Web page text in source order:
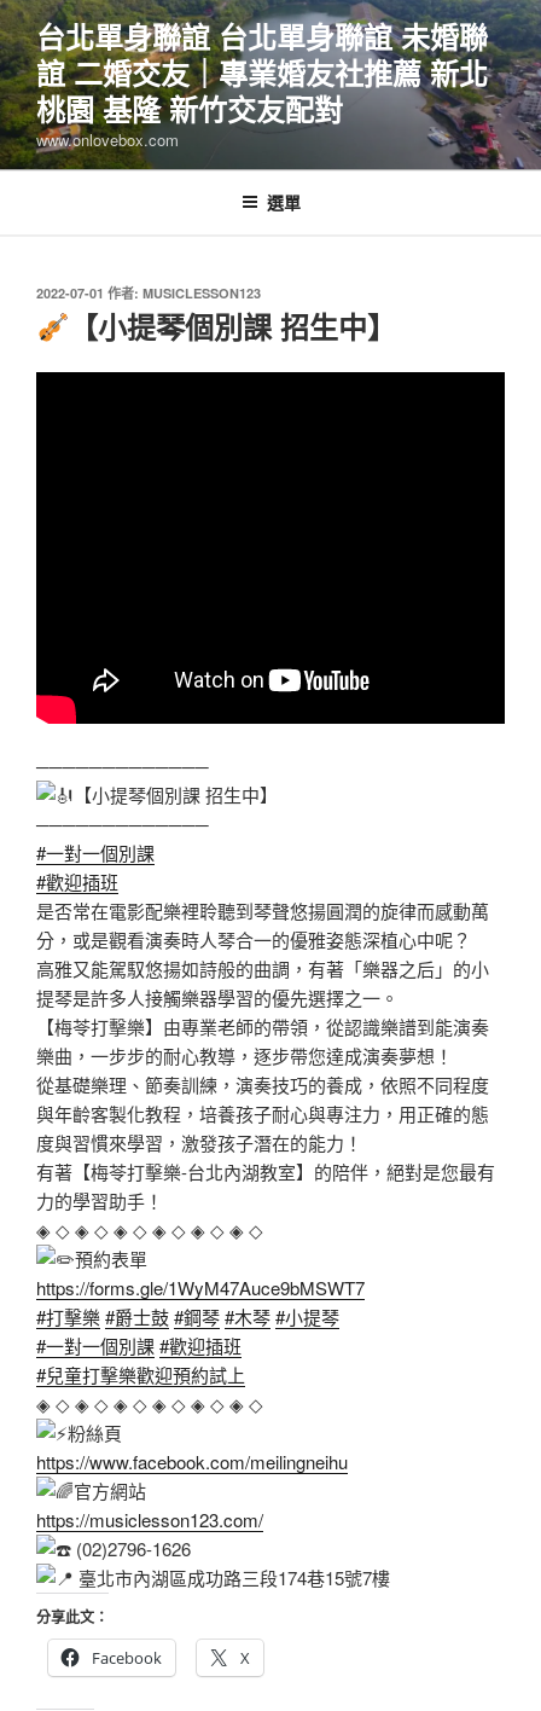
跳
至
主
要
內
容
台北單身聯誼 台北單身聯誼 未婚聯
誼 二婚交友｜專業婚友社推薦 新北
桃園 基隆 新竹交友配對
www.onlovebox.com
選單
發
於
2022-07-01 作者: MUSICLESSON123
【小提琴個別課 招生中】
─────────────
【小提琴個別課 招生中】
─────────────
#一對一個別課
#歡迎插班
是否常在電影配樂裡聆聽到琴聲悠揚圓潤的旋律而感動萬
分，或是觀看演奏時人琴合一的優雅姿態深植心中呢？
高雅又能駕馭悠揚如詩般的曲調，有著「樂器之后」的小
提琴是許多人接觸樂器學習的優先選擇之一。
【梅苓打擊樂】由專業老師的帶領，從認識樂譜到能演奏
樂曲，一步步的耐心教導，逐步帶您達成演奏夢想！
從基礎樂理、節奏訓練，演奏技巧的養成，依照不同程度
與年齡客製化教程，培養孩子耐心與專注力，用正確的態
度與習慣來學習，激發孩子潛在的能力！
有著【梅苓打擊樂-台北內湖教室】的陪伴，絕對是您最有
力的學習助手！
◈ ◇ ◈ ◇ ◈ ◇ ◈ ◇ ◈ ◇ ◈ ◇
預約表單
https://forms.gle/1WyM47Auce9bMSWT7
#打擊樂#爵士鼓#鋼琴#木琴#小提琴
#一對一個別課#歡迎插班
#兒童打擊樂歡迎預約試上
◈ ◇ ◈ ◇ ◈ ◇ ◈ ◇ ◈ ◇ ◈ ◇
粉絲頁
https://www.facebook.com/meilingneihu
官方網站
https://musiclesson123.com/
(02)2796-1626
臺北市內湖區成功路三段174巷15號7樓
分享此文：
Facebook
X